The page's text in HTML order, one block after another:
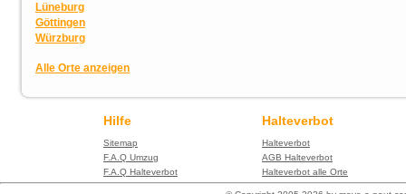
Lüneburg
Göttingen
Würzburg
Alle Orte anzeigen
Hilfe
Sitemap
F.A.Q Umzug
F.A.Q Halteverbot
Halteverbot
Halteverbot
AGB Halteverbot
Halteverbot alle Orte